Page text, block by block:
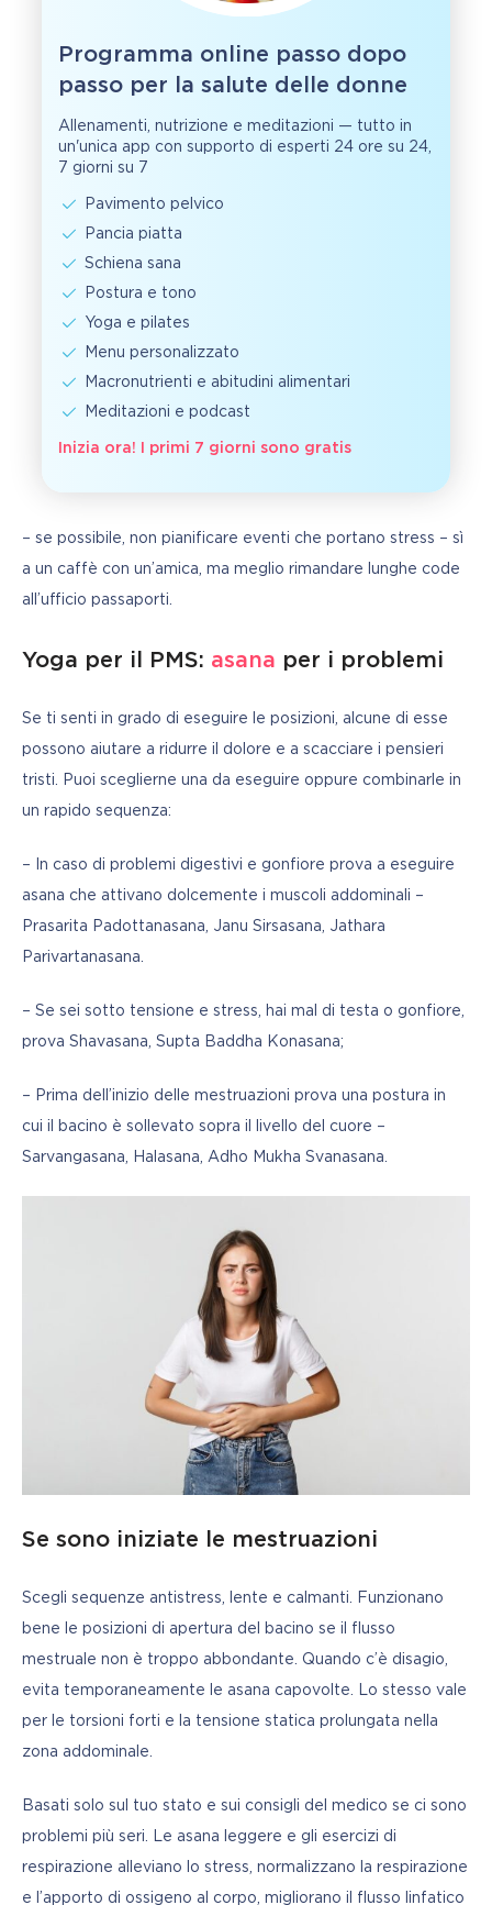
Programma online passo dopo
passo per la salute delle donne
Allenamenti, nutrizione e meditazioni — tutto in
un'unica app con supporto di esperti 24 ore su 24,
7 giorni su 7
Pavimento pelvico
Pancia piatta
Schiena sana
Postura e tono
Yoga e pilates
Menu personalizzato
Macronutrienti e abitudini alimentari
Meditazioni e podcast
Inizia ora! I primi 7 giorni sono gratis
– se possibile, non pianificare eventi che portano stress – sì
a un caffè con un’amica, ma meglio rimandare lunghe code
all’ufficio passaporti.
Yoga per il PMS: asana per i problemi
Se ti senti in grado di eseguire le posizioni, alcune di esse
possono aiutare a ridurre il dolore e a scacciare i pensieri
tristi. Puoi sceglierne una da eseguire oppure combinarle in
un rapido sequenza:
– In caso di problemi digestivi e gonfiore prova a eseguire
asana che attivano dolcemente i muscoli addominali –
Prasarita Padottanasana, Janu Sirsasana, Jathara
Parivartanasana.
– Se sei sotto tensione e stress, hai mal di testa o gonfiore,
prova Shavasana, Supta Baddha Konasana;
– Prima dell’inizio delle mestruazioni prova una postura in
cui il bacino è sollevato sopra il livello del cuore –
Sarvangasana, Halasana, Adho Mukha Svanasana.
Se sono iniziate le mestruazioni
Scegli sequenze antistress, lente e calmanti. Funzionano
bene le posizioni di apertura del bacino se il flusso
mestruale non è troppo abbondante. Quando c’è disagio,
evita temporaneamente le asana capovolte. Lo stesso vale
per le torsioni forti e la tensione statica prolungata nella
zona addominale.
Basati solo sul tuo stato e sui consigli del medico se ci sono
problemi più seri. Le asana leggere e gli esercizi di
respirazione alleviano lo stress, normalizzano la respirazione
e l’apporto di ossigeno al corpo, migliorano il flusso linfatico